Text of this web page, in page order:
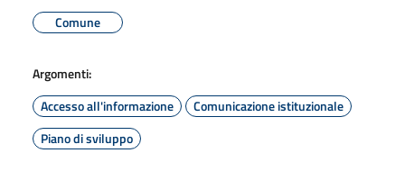
Comune
Argomenti:
Accesso all'informazione
Comunicazione istituzionale
Piano di sviluppo